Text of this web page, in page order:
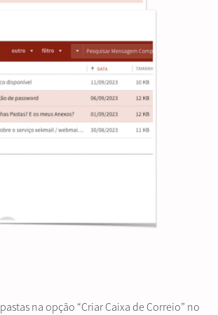
na opção “Criar Caixa de Correio” no